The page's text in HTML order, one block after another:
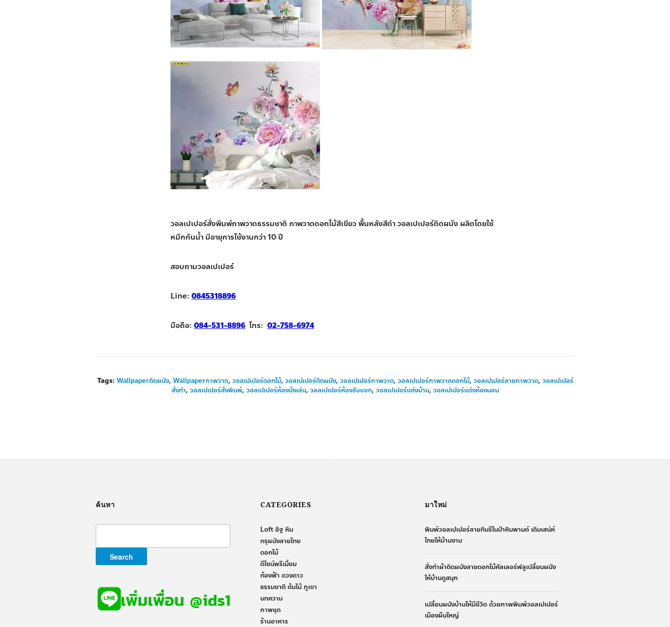
วอลเปเปอร์สั่งพิมพ์ภาพวาดธรรมชาติ ภาพวาดดอกไม้สีเขียว พื้นหลังสีดำ วอลเปเปอร์ติดผนัง ผลิตโดยใช้
หมึกกันน้ำ มีอายุการใช้งานกว่า 10 ปี
สอบถามวอลเปเปอร์
Line: 0845318896
มือถือ: 084-531-8896 โทร: 02-758-6974
Tags: Wallpaperติดผนัง, Wallpaperภาพวาด, วอลเปเปอร์ดอกไม้, วอลเปเปอร์ติดผนัง, วอลเปเปอร์ภาพวาด, วอลเปเปอร์ภาพวาดดอกไม้, วอลเปเปอร์ลายภาพวาด, วอลเปเปอร์
สั่งทำ, วอลเปเปอร์สั่งพิมพ์, วอลเปเปอร์ห้องนั่งเล่น, วอลเปเปอร์ห้องรับแขก, วอลเปเปอร์แต่งบ้าน, วอลเปเปอร์แต่งห้องนอน
ค้นหา CATEGORIES
Loft อิฐ หิน
กรุผนังลายไทย
ดอกไม้
ดีไซน์พรีเมี่ยม
ท้องฟ้า ดวงดาว
ธรรมชาติ ต้นไม้ ภูเขา
บทความ
ภาพชุด
ร้านอาหาร
มาใหม่
พิมพ์วอลเปเปอร์ลายกินรีในป่าหิมพานต์ เติมเสน่ห์
ไทยให้บ้านงาม
สั่งทำผ้าติดผนังลายดอกไม้คัลเลอร์ฟลูเปลี่ยนผนัง
ให้บ้านดูสนุก
เปลี่ยนผนังบ้านให้มีชีวิต ด้วยภาพพิมพ์วอลเปเปอร์
เมืองผืนใหญ่